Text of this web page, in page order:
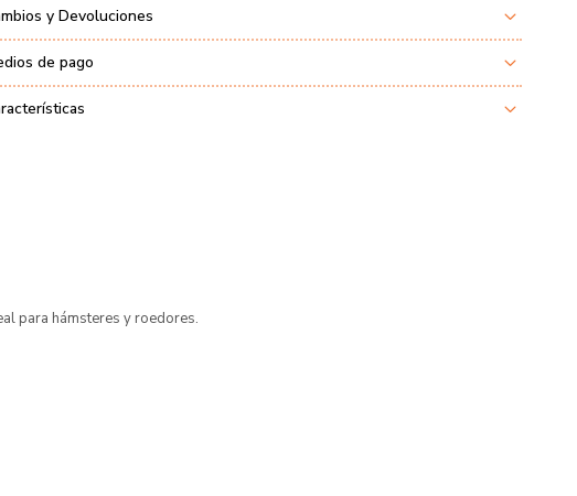
y Devoluciones
de pago
para hámsteres y roedores.